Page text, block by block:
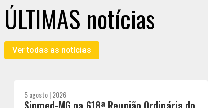
ÚLTIMAS notícias
Ver todas as notícias
5 agosto | 2026